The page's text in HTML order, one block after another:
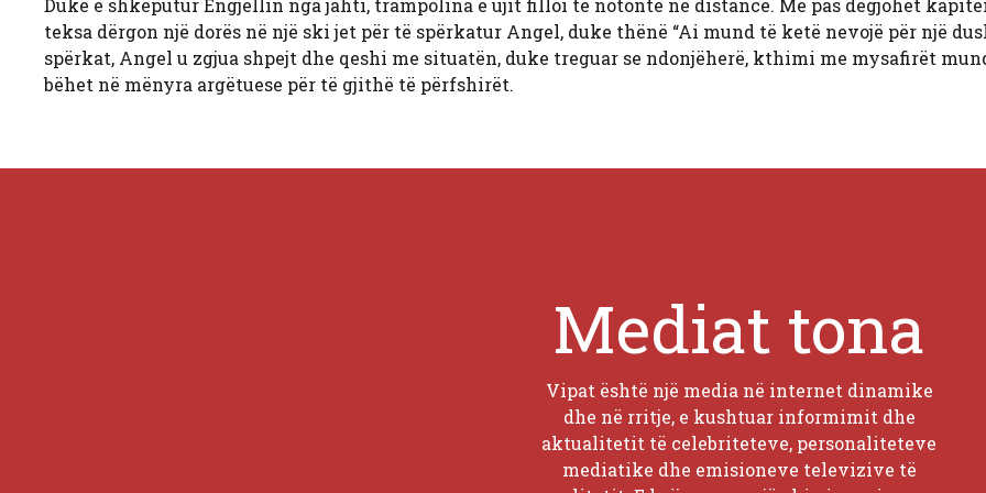
Duke e shkëputur Engjëllin nga jahti, trampolina e ujit filloi të notonte në distancë. Më pas dëgjohet
teksa dërgon një dorës në një ski jet për të spërkatur Angel, duke thënë “Ai mund të ketë nevojë për një
spërkat, Angel u zgjua shpejt dhe qeshi me situatën, duke treguar se ndonjëherë, kthimi me mysafirët
bëhet në mënyra argëtuese për të gjithë të përfshirët.
Mediat tona
Vipat është një media në internet dinamike
dhe në rritje, e kushtuar informimit dhe
aktualitetit të celebriteteve, personaliteteve
mediatike dhe emisioneve televizive të